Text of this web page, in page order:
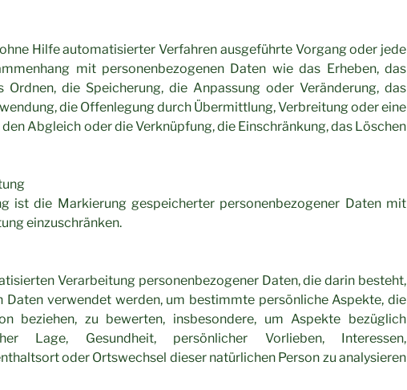
Hilfe automatisierter Verfahren ausgeführte Vorgang oder jede
mit personenbezogenen Daten wie das Erheben, das
Ordnen, die Speicherung, die Anpassung oder Veränderung, das
die Offenlegung durch Übermittlung, Verbreitung oder eine
Abgleich oder die Verknüpfung, die Einschränkung, das Löschen
ist die Markierung gespeicherter personenbezogener Daten mit
einzuschränken.
Verarbeitung personenbezogener Daten, die darin besteht,
Daten verwendet werden, um bestimmte persönliche Aspekte, die
beziehen, zu bewerten, insbesondere, um Aspekte bezüglich
Lage, Gesundheit, persönlicher Vorlieben, Interessen,
oder Ortswechsel dieser natürlichen Person zu analysieren